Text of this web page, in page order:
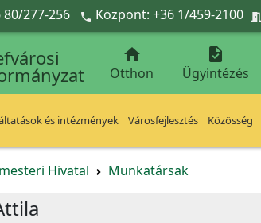
80/277-256  Központ: +36 1/459-2100 

Otthon

Ügyintézés
és intézmények Városfejlesztés Közösség
Hivatal Munkatársak